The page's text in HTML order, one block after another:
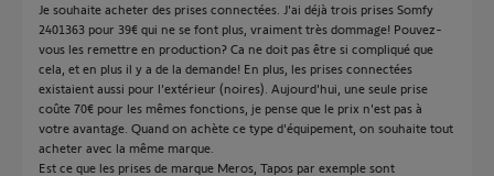
Je souhaite acheter des prises connectées. J'ai déjà trois prises Somfy
2401363 pour 39€ qui ne se font plus, vraiment très dommage! Pouvez-
vous les remettre en production? Ca ne doit pas être si compliqué que
cela, et en plus il y a de la demande! En plus, les prises connectées
existaient aussi pour l'extérieur (noires). Aujourd'hui, une seule prise
coûte 70€ pour les mêmes fonctions, je pense que le prix n'est pas à
votre avantage. Quand on achète ce type d'équipement, on souhaite tout
acheter avec la même marque.
Est ce que les prises de marque Meros, Tapos par exemple sont